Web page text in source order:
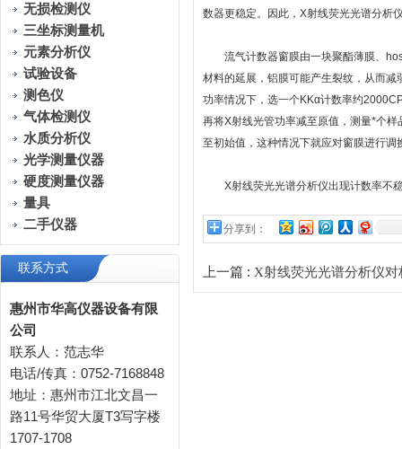
无损检测仪
三坐标测量机
元素分析仪
试验设备
测色仪
气体检测仪
水质分析仪
光学测量仪器
硬度测量仪器
量具
二手仪器
联系方式
惠州市华高仪器设备有限
公司
联系人：范志华
电话/传真：0752-7168848
地址：惠州市江北文昌一
路11号华贸大厦T3写字楼
1707-1708
数器更稳定。因此，X射线荧光光谱分析
流气计数器窗膜由一块聚酯薄膜、
材料的延展，铝膜可能产生裂纹，从而
功率情况下，选一个KKα计数率约
再将X射线光管功率减至原值，测量*个
至初始值，这种情况下就应对窗膜进行调
X射线荧光光谱分析仪出现计数率不稳
分享到：
上一篇 : X射线荧光光谱分析仪